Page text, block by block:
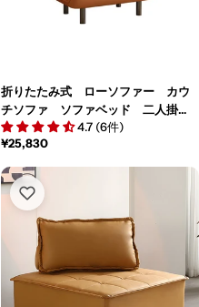
折りたたみ式 ローソファー カウ
チソファ ソファベッド 二人掛
け リクライニング 人間工学 サ
イド収納 炭素鋼フレーム コンパ
クト オレンジ BSF-K038
4.7 (6件)
通
価
格
¥25,830